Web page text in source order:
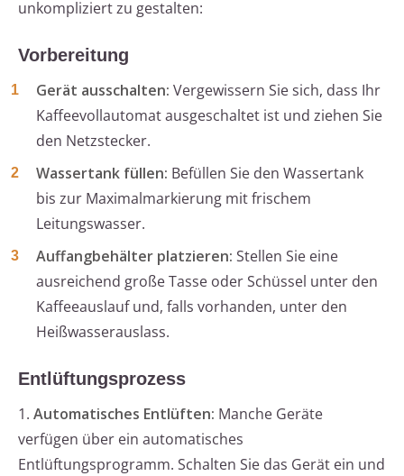
unkompliziert zu gestalten:
Vorbereitung
Gerät ausschalten: Vergewissern Sie sich, dass Ihr
Kaffeevollautomat ausgeschaltet ist und ziehen Sie
den Netzstecker.
Wassertank füllen: Befüllen Sie den Wassertank
bis zur Maximalmarkierung mit frischem
Leitungswasser.
Auffangbehälter platzieren: Stellen Sie eine
ausreichend große Tasse oder Schüssel unter den
Kaffeeauslauf und, falls vorhanden, unter den
Heißwasserauslass.
Entlüftungsprozess
1. Automatisches Entlüften: Manche Geräte
verfügen über ein automatisches
Entlüftungsprogramm. Schalten Sie das Gerät ein und